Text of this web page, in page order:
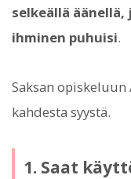
selkeällä
ihminen puhuisi.
Saksan
kahdesta syystä.
1. Saat